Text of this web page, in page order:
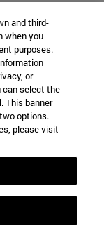
and third-
when you
purposes.
or
can select the
This banner
options.
please visit